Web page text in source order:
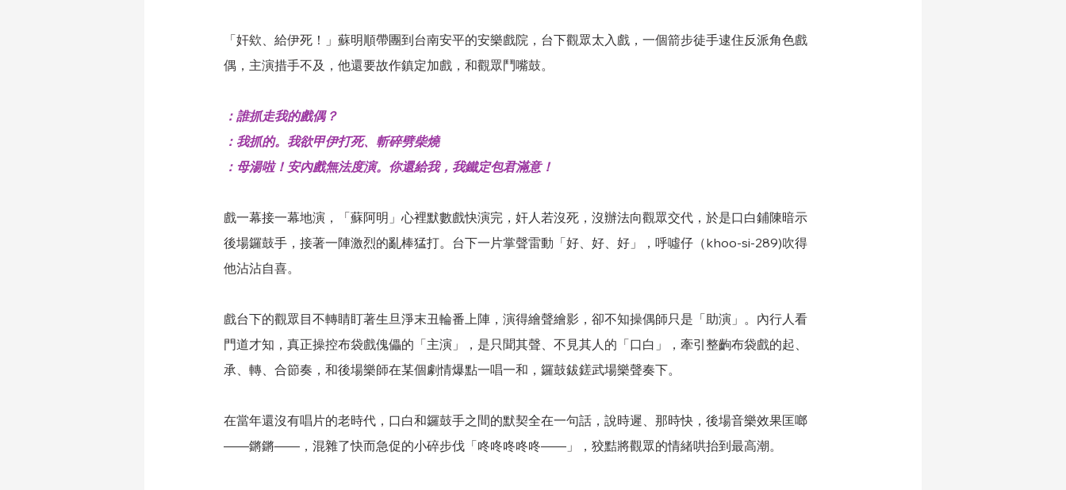
「奸欸、給伊死！」蘇明順帶團到台南安平的安樂戲院，台下觀眾太入戲，一個箭步徒手逮住反派角色戲
偶，主演措手不及，他還要故作鎮定加戲，和觀眾鬥嘴鼓。
：誰抓走我的戲偶？
：我抓的。我欲甲伊打死、斬碎劈柴燒
：母湯啦！安內戲無法度演。你還給我，我鐵定包君滿意！
戲一幕接一幕地演，「蘇阿明」心裡默數戲快演完，奸人若沒死，沒辦法向觀眾交代，於是口白鋪陳暗示
後場鑼鼓手，接著一陣激烈的亂棒猛打。台下一片掌聲雷動「好、好、好」，呼噓仔（khoo-si-289)吹得
他沾沾自喜。
戲台下的觀眾目不轉睛盯著生旦淨末丑輪番上陣，演得繪聲繪影，卻不知操偶師只是「助演」。內行人看
門道才知，真正操控布袋戲傀儡的「主演」，是只聞其聲、不見其人的「口白」，牽引整齣布袋戲的起、
承、轉、合節奏，和後場樂師在某個劇情爆點一唱一和，鑼鼓鈸鎈武場樂聲奏下。
在當年還沒有唱片的老時代，口白和鑼鼓手之間的默契全在一句話，說時遲、那時快，後場音樂效果匡啷
——鏘鏘——，混雜了快而急促的小碎步伐「咚咚咚咚咚——」，狡黠將觀眾的情緒哄抬到最高潮。